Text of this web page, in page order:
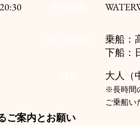
乗船：
下船：
大人（
​※長時間
ご乗船い
ご案内とお願い